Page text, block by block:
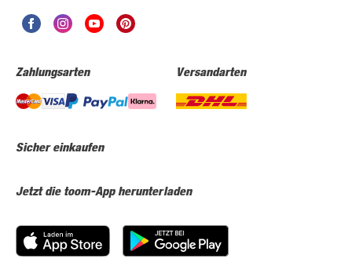
Zahlungsarten Versandarten
Sicher einkaufen
Jetzt die toom-App herunterladen